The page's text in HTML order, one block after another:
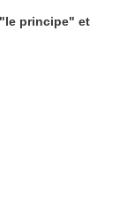
principe" et